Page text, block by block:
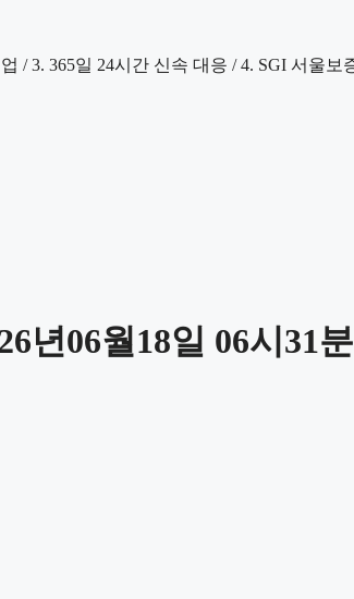
년06월18일 06시31분